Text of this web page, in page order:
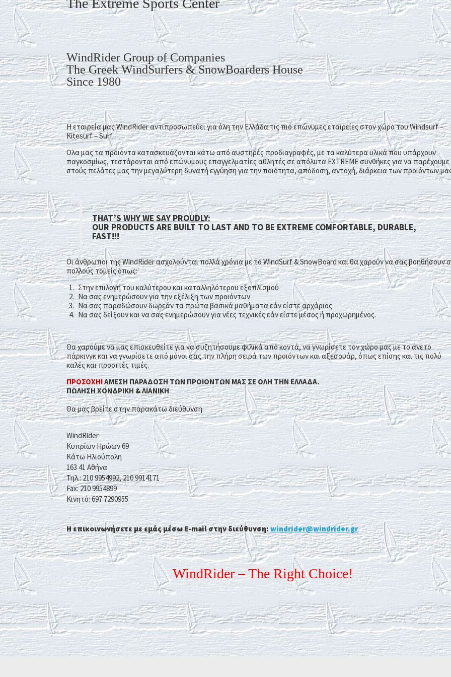
The Extreme Sports Center
WindRider Group of Companies
The Greek WindSurfers & SnowBoarders House
Since 1980
H εταιρεία μας WindRider αντιπροσωπεύει για όλη την Ελλάδα τις πιό επώνυμες εταιρείες στον χώρο του Windsurf –
Kitesurf – Surf.
Oλα μας τα προιόντα κατασκευάζoνται κάτω από αυστηρές προδιαγραφές, με τα καλύτερα υλικά που υπάρχουν
παγκοσμίως, τεστάρoνται από επώνυμους επαγγελματίες αθλητές σε απόλυτα ΕΧΤREME συνθήκες για να παρέχουμε
στούς πελάτες μας την μεγαλύτερη δυνατή εγγύηση για την ποιότητα, απόδοση, αντοχή, διάρκεια των προιόντων
THAT’S WHY WE SAY PROUDLY:
OUR PRODUCTS ARE BUILT TO LAST AND TO BE EXTREME COMFORTABLE, DURABLE,
FAST!!!
Οι άνθρωποι της WindRider ασχολούνται πολλά χρόνια με το WindSurf & SnowBoard και θα χαρούν να σας βοηθήσουν
πολλούς τομείς όπως:
Στην επιλογή του καλύτερου και καταλληλότερου εξοπλισμού
Nα σας ενημερώσουν για την εξέλιξη των προιόντων
Nα σας παραδώσουν δωρεάν τα πρώτα βασικά μαθήματα εάν είστε αρχάριος
Να σας δείξουν και να σας ενημερώσουν για νέες τεχνικές εάν είστε μέσος ή προχωρημένος.
Θα χαρούμε να μας επισκευθείτε για να συζητήσουμε φιλικά από κοντά, να γνωρίσετε τον χώρο μας με το άνετο
πάρκινγκ και να γνωρίσετε από μόνοι σας την πλήρη σειρά των προιόντων και αξεσουάρ, όπως επίσης και τις πολύ
καλές και προσιτές τιμές.
ΠΡΟΣΟΧΗ!AMEΣΗ ΠΑΡΑΔΟΣΗ ΤΩΝ ΠΡΟΙΟΝΤΩΝ ΜΑΣ ΣΕ ΟΛΗ ΤΗΝ ΕΛΛΑΔΑ.
ΠΩΛΗΣΗ ΧΟΝΔΡΙΚΗ & ΛΙΑΝΙΚΗ
Θα μας βρείτε στην παρακάτω διεύθυνση:
WindRider
Κυπρίων Ηρώων 69
Κάτω Ηλιούπολη
163 41 Αθήνα
Τηλ.: 210 9954992, 210 9914171
Fax: 210 9954899
Kινητό: 697 7290955
Η επικοινωνήσετε με εμάς μέσω E-mail στην διεύθυνση: windrider@windrider.gr
WindRider – The Right Choice!